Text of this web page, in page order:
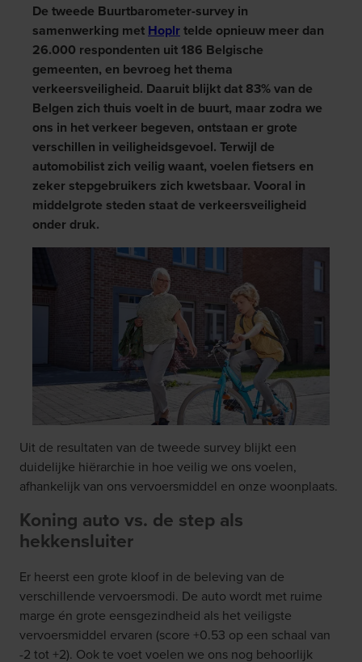
De tweede Buurtbarometer-survey in
samenwerking met Hoplrtelde opnieuw meer dan
26.000 respondenten uit 186 Belgische
gemeenten, en bevroeg het thema
verkeersveiligheid. Daaruit blijkt dat 83% van de
Belgen zich thuis voelt in de buurt, maar zodra we
ons in het verkeer begeven, ontstaan er grote
verschillen in veiligheidsgevoel. Terwijl de
automobilist zich veilig waant, voelen fietsers en
zeker stepgebruikers zich kwetsbaar. Vooral in
middelgrote steden staat de verkeersveiligheid
onder druk.
Uit de resultaten van de tweede survey blijkt een
duidelijke hiërarchie in hoe veilig we ons voelen,
afhankelijk van ons vervoersmiddel en onze woonplaats.
Koning auto vs. de step als
hekkensluiter
Er heerst een grote kloof in de beleving van de
verschillende vervoersmodi. De auto wordt met ruime
marge én grote eensgezindheid als het veiligste
vervoersmiddel ervaren (score +0.53 op een schaal van
-2 tot +2). Ook te voet voelen we ons nog behoorlijk